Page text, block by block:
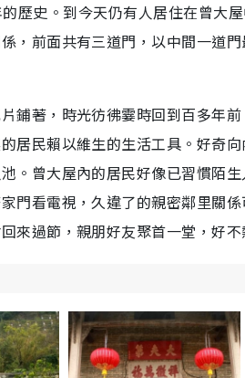
歷史。到今天仍有人居住在曾大
，前面共有三道門，以中間一道
鋪著，時光彷彿霎時回到百多年
居民賴以維生的生活工具。好奇
。曾大屋內的居民好像已習慣陌
門看電視，久違了的親密鄰里關
來過節，親朋好友聚首一堂，好不